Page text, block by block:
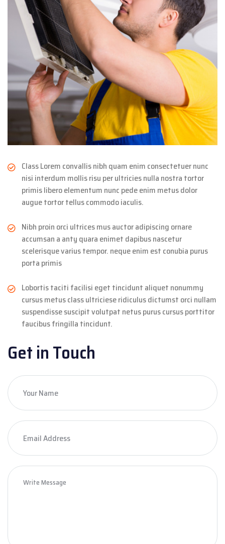
Class Lorem convallis nibh quam enim consectetuer nunc
nisi interdum mollis risu per ultricies nulla nostra tortor
primis libero elementum nunc pede enim metus dolor
augue tortor tellus commodo iaculis.
Nibh proin orci ultrices mus auctor adipiscing ornare
accumsan a anty quara enimet dapibus nascetur
scelerisque varius tempor. neque enim est conubia purus
porta primis
Lobortis taciti facilisi eget tincidunt aliquet nonummy
cursus metus class ultriciese ridiculus dictumst orci nullam
suspendisse suscipit volutpat netus purus cursus porttitor
faucibus fringilla tincidunt.
Get in Touch